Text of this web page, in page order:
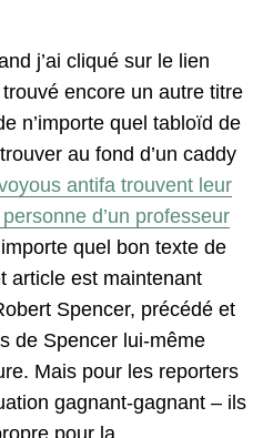
j’ai cliqué sur le lien
trouvé encore un autre titre
n’importe quel tabloïd de
au fond d’un caddy
antifa trouvent leur
d’un professeur
quel bon texte de
article est maintenant
Spencer, précédé et
de Spencer lui-même
Mais pour les reporters
gagnant-gagnant – ils
pour la